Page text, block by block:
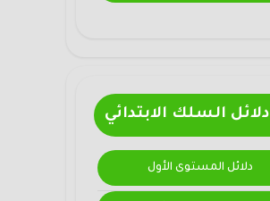
دلائل السلك الابتدائي
دلائل المستوى الأول